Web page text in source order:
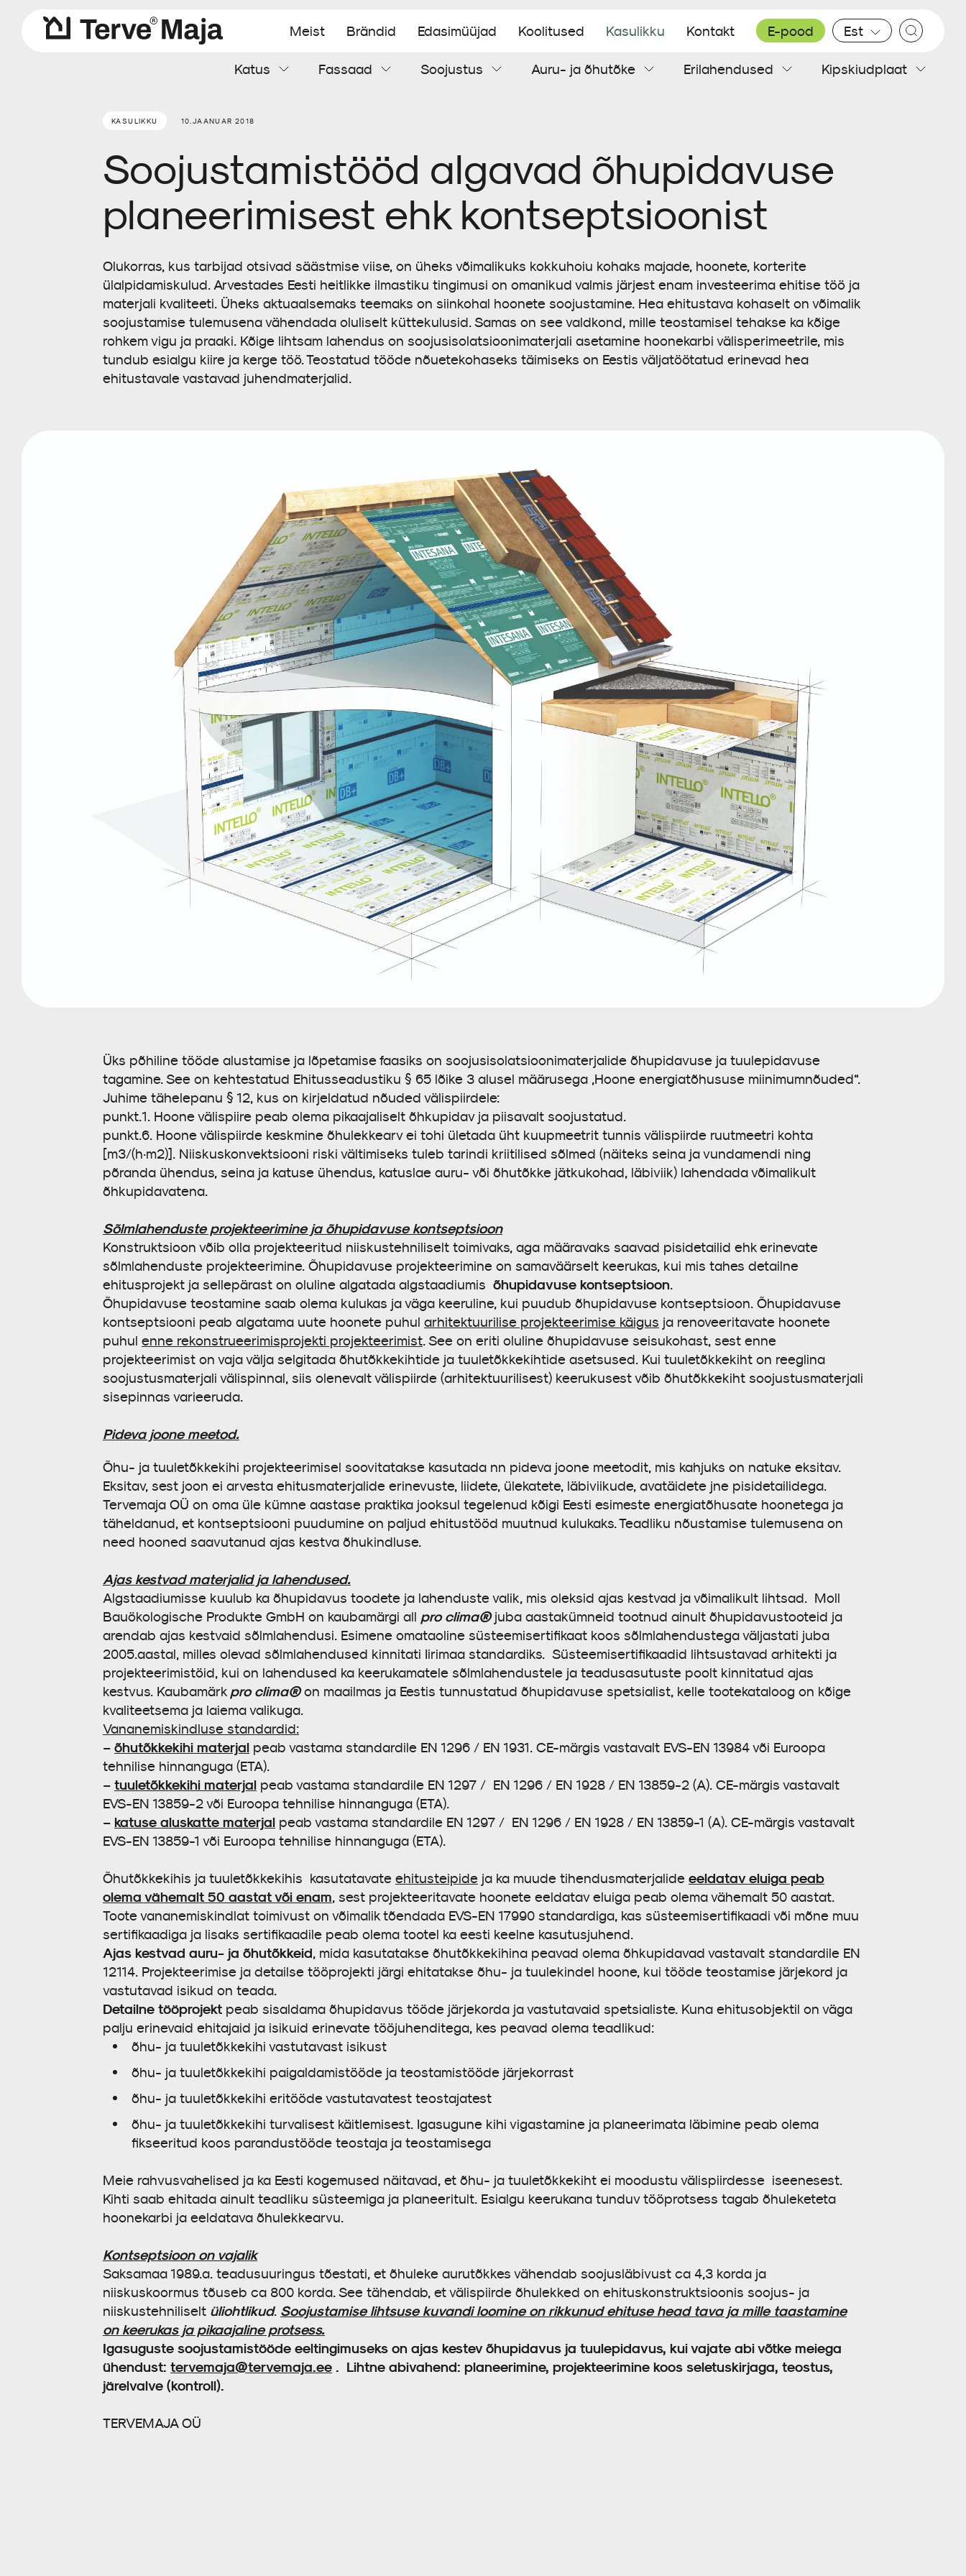
Meist Brändid Edasimüüjad Koolitused Kasulikku Kontakt E-pood Est
Katus
Tuuletõkkeplaat Tihendamistarvikud
Fassaad
Katteplaadid
Soojustus
Soojustusvill
Auru- ja õhutõke Erilahendused
Kaablimansetid
Kipskiudplaat
KipskiudplaatKASULIKKU 10.JAANUAR 2018
Soojustamistööd algavad õhupidavuse
planeerimisest ehk kontseptsioonist
Olukorras, kus tarbijad otsivad säästmise viise, on üheks võimalikuks kokkuhoiu kohaks majade, hoonete, korterite
ülalpidamiskulud. Arvestades Eesti heitlikke ilmastiku tingimusi on omanikud valmis järjest enam investeerima ehitise töö ja
materjali kvaliteeti. Üheks aktuaalsemaks teemaks on siinkohal hoonete soojustamine. Hea ehitustava kohaselt on võimalik
soojustamise tulemusena vähendada oluliselt küttekulusid. Samas on see valdkond, mille teostamisel tehakse ka kõige
rohkem vigu ja praaki. Kõige lihtsam lahendus on soojusisolatsioonimaterjali asetamine hoonekarbi välisperimeetrile, mis
tundub esialgu kiire ja kerge töö. Teostatud tööde nõuetekohaseks täimiseks on Eestis väljatöötatud erinevad hea
ehitustavale vastavad juhendmaterjalid.
Üks põhiline tööde alustamise ja lõpetamise faasiks on soojusisolatsioonimaterjalide õhupidavuse ja tuulepidavuse
tagamine. See on kehtestatud Ehitusseadustiku § 65 lõike 3 alusel määrusega „Hoone energiatõhususe miinimumnõuded“.
Juhime tähelepanu § 12, kus on kirjeldatud nõuded välispiirdele:
punkt.1. Hoone välispiire peab olema pikaajaliselt õhkupidav ja piisavalt soojustatud.
punkt.6. Hoone välispiirde keskmine õhulekkearv ei tohi ületada üht kuupmeetrit tunnis välispiirde ruutmeetri kohta
[m³/(h·m²)]. Niiskuskonvektsiooni riski vältimiseks tuleb tarindi kriitilised sõlmed (näiteks seina ja vundamendi ning
põranda ühendus, seina ja katuse ühendus, katuslae auru- või õhutõkke jätkukohad, läbiviik) lahendada võimalikult
õhkupidavatena.
Sõlmlahenduste projekteerimine ja õhupidavuse kontseptsioon
Konstruktsioon võib olla projekteeritud niiskustehniliselt toimivaks, aga määravaks saavad pisidetailid ehk erinevate
sõlmlahenduste projekteerimine. Õhupidavuse projekteerimine on samaväärselt keerukas, kui mis tahes detailne
ehitusprojekt ja sellepärast on oluline algatada algstaadiumis õhupidavuse kontseptsioon.
Õhupidavuse teostamine saab olema kulukas ja väga keeruline, kui puudub õhupidavuse kontseptsioon. Õhupidavuse
kontseptsiooni peab algatama uute hoonete puhul arhitektuurilise projekteerimise käigus ja renoveeritavate hoonete
puhul enne rekonstrueerimisprojekti projekteerimist. See on eriti oluline õhupidavuse seisukohast, sest enne
projekteerimist on vaja välja selgitada õhutõkkekihtide ja tuuletõkkekihtide asetsused. Kui tuuletõkkekiht on reeglina
soojustusmaterjali välispinnal, siis olenevalt välispiirde (arhitektuurilisest) keerukusest võib õhutõkkekiht soojustusmaterjali
sisepinnas varieeruda.
Pideva joone meetod.
Õhu- ja tuuletõkkekihi projekteerimisel soovitatakse kasutada nn pideva joone meetodit, mis kahjuks on natuke eksitav.
Eksitav, sest joon ei arvesta ehitusmaterjalide erinevuste, liidete, ülekatete, läbiviikude, avatäidete jne pisidetailidega.
Tervemaja OÜ on oma üle kümne aastase praktika jooksul tegelenud kõigi Eesti esimeste energiatõhusate hoonetega ja
täheldanud, et kontseptsiooni puudumine on paljud ehitustööd muutnud kulukaks. Teadliku nõustamise tulemusena on
need hooned saavutanud ajas kestva õhukindluse.
Ajas kestvad materjalid ja lahendused.
Algstaadiumisse kuulub ka õhupidavus toodete ja lahenduste valik, mis oleksid ajas kestvad ja võimalikult lihtsad. Moll
Bauökologische Produkte GmbH on kaubamärgi all pro clima®juba aastakümneid tootnud ainult õhupidavustooteid ja
arendab ajas kestvaid sõlmlahendusi. Esimene omataoline süsteemisertifikaat koos sõlmlahendustega väljastati juba
2005.aastal, milles olevad sõlmlahendused kinnitati Iirimaa standardiks. Süsteemisertifikaadid lihtsustavad arhitekti ja
projekteerimistöid, kui on lahendused ka keerukamatele sõlmlahendustele ja teadusasutuste poolt kinnitatud ajas
kestvus. Kaubamärk pro clima®on maailmas ja Eestis tunnustatud õhupidavuse spetsialist, kelle tootekataloog on kõige
kvaliteetsema ja laiema valikuga.
Vananemiskindluse standardid:
– õhutõkkekihi materjal peab vastama standardile EN 1296 / EN 1931. CE-märgis vastavalt EVS-EN 13984 või Euroopa
tehnilise hinnanguga (ETA).
– tuuletõkkekihi materjal peab vastama standardile EN 1297 / EN 1296 / EN 1928 / EN 13859-2 (A). CE-märgis vastavalt
EVS-EN 13859-2 või Euroopa tehnilise hinnanguga (ETA).
– katuse aluskatte materjal peab vastama standardile EN 1297 / EN 1296 / EN 1928 / EN 13859-1 (A). CE-märgis vastavalt
EVS-EN 13859-1 või Euroopa tehnilise hinnanguga (ETA).
Õhutõkkekihis ja tuuletõkkekihis kasutatavate ehitusteipide ja ka muude tihendusmaterjalide eeldatav eluiga peab
olema vähemalt 50 aastat või enam, sest projekteeritavate hoonete eeldatav eluiga peab olema vähemalt 50 aastat.
Toote vananemiskindlat toimivust on võimalik tõendada EVS-EN 17990 standardiga, kas süsteemisertifikaadi või mõne muu
sertifikaadiga ja lisaks sertifikaadile peab olema tootel ka eesti keelne kasutusjuhend.
Ajas kestvad auru- ja õhutõkkeid, mida kasutatakse õhutõkkekihina peavad olema õhkupidavad vastavalt standardile EN
12114. Projekteerimise ja detailse tööprojekti järgi ehitatakse õhu- ja tuulekindel hoone, kui tööde teostamise järjekord ja
vastutavad isikud on teada.
Detailne tööprojekt peab sisaldama õhupidavus tööde järjekorda ja vastutavaid spetsialiste. Kuna ehitusobjektil on väga
palju erinevaid ehitajaid ja isikuid erinevate tööjuhenditega, kes peavad olema teadlikud:
õhu- ja tuuletõkkekihi vastutavast isikust
õhu- ja tuuletõkkekihi paigaldamistööde ja teostamistööde järjekorrast
õhu- ja tuuletõkkekihi eritööde vastutavatest teostajatest
õhu- ja tuuletõkkekihi turvalisest käitlemisest. Igasugune kihi vigastamine ja planeerimata läbimine peab olema
fikseeritud koos parandustööde teostaja ja teostamisega
Meie rahvusvahelised ja ka Eesti kogemused näitavad, et õhu- ja tuuletõkkekiht ei moodustu välispiirdesse iseenesest.
Kihti saab ehitada ainult teadliku süsteemiga ja planeeritult. Esialgu keerukana tunduv tööprotsess tagab õhuleketeta
hoonekarbi ja eeldatava õhulekkearvu.
Kontseptsioon on vajalik
Saksamaa 1989.a. teadusuuringus tõestati, et õhuleke aurutõkkes vähendab soojusläbivust ca 4,3 korda ja
niiskuskoormus tõuseb ca 800 korda. See tähendab, et välispiirde õhulekked on ehituskonstruktsioonis soojus- ja
niiskustehniliselt üliohtlikud. Soojustamise lihtsuse kuvandi loomine on rikkunud ehituse head tava ja mille taastamine
on keerukas ja pikaajaline protsess.
Igasuguste soojustamistööde eeltingimuseks on ajas kestev õhupidavus ja tuulepidavus, kui vajate abi võtke meiega
ühendust: tervemaja@tervemaja.ee . Lihtne abivahend: planeerimine, projekteerimine koos seletuskirjaga, teostus,
järelvalve (kontroll).
TERVEMAJA OÜ